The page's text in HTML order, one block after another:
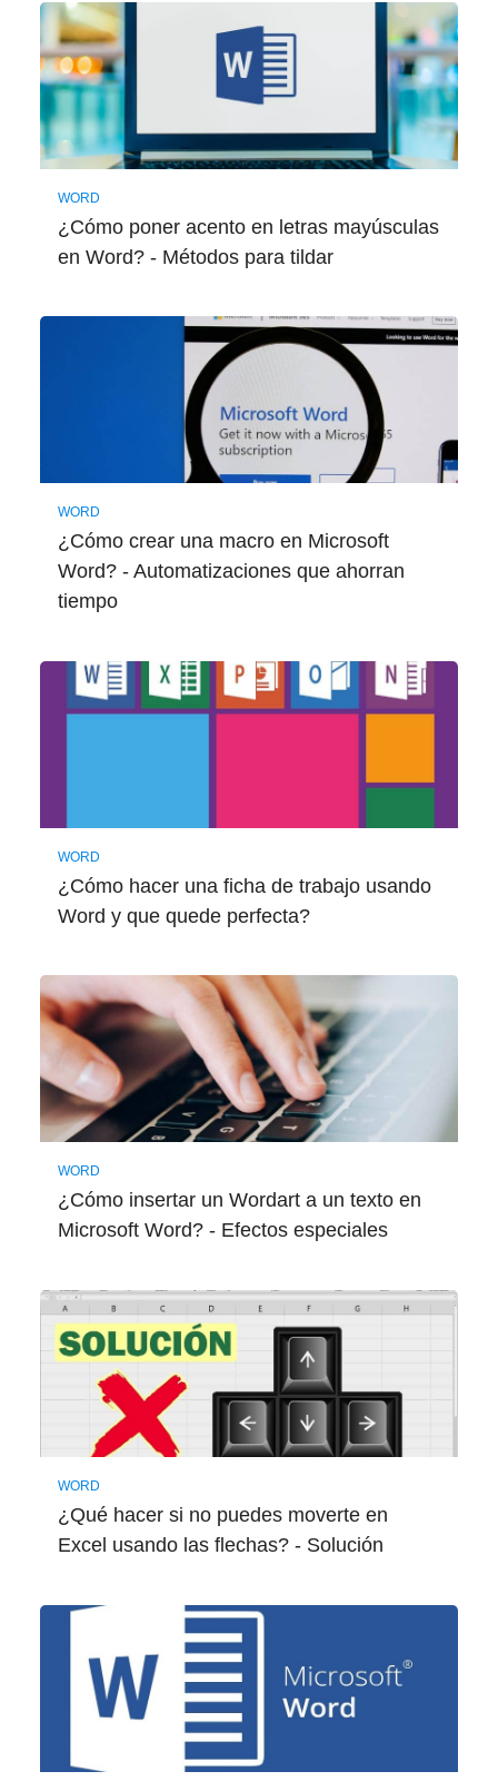
WORD
¿Cómo poner acento en letras mayúsculas
en Word? - Métodos para tildar
WORD
¿Cómo crear una macro en Microsoft
Word? - Automatizaciones que ahorran
tiempo
WORD
¿Cómo hacer una ficha de trabajo usando
Word y que quede perfecta?
WORD
¿Cómo insertar un Wordart a un texto en
Microsoft Word? - Efectos especiales
WORD
¿Qué hacer si no puedes moverte en
Excel usando las flechas? - Solución